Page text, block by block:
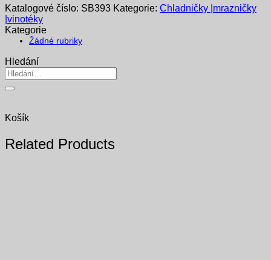
Katalogové číslo: SB393 Kategorie: Chladničky |mrazničky
|vinotéky
Kategorie
Žádné rubriky
Hledání
Hledat:
Košík
Related Products